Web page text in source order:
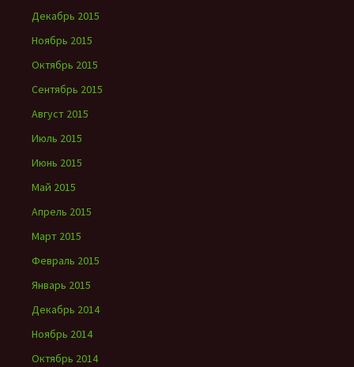
Декабрь 2015
Ноябрь 2015
Октябрь 2015
Сентябрь 2015
Август 2015
Июль 2015
Июнь 2015
Май 2015
Апрель 2015
Март 2015
Февраль 2015
Январь 2015
Декабрь 2014
Ноябрь 2014
Октябрь 2014